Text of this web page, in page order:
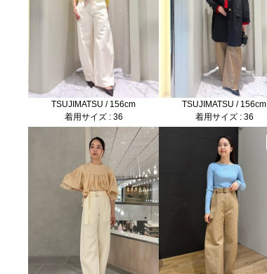
TSUJIMATSU / 156cm
着用サイズ : 36
TSUJIMATSU / 156cm
着用サイズ : 36